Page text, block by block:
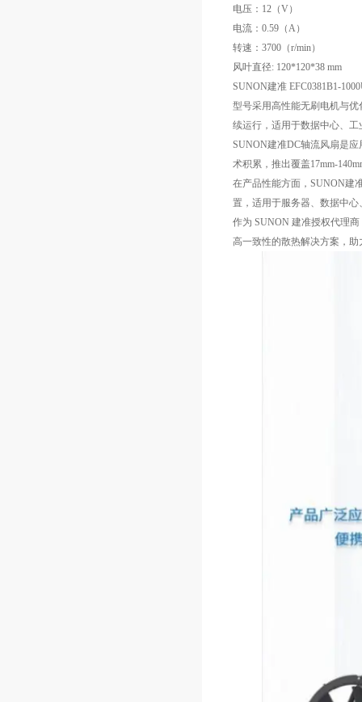
电压：12（V）
电流：0.59（A）
转速：3700（r/min）
风叶直径: 120*120*38 mm
SUNON建准 EFC0381B1-
型号采用高性能无刷电机与
续运行，适用于数据中心、
SUNON建准DC轴流风扇是
术积累，推出覆盖17mm-
在产品性能方面，SUNON建
置，适用于服务器、数据中
作为 SUNON 建准授权代理
高一致性的散热解决方案，